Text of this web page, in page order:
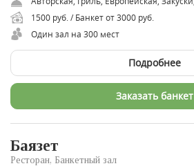
1500 руб. / Банкет от 3000 руб.
Один зал на 300 мест
Подробнее
Заказать банкет
Баязет
Ресторан, Банкетный зал